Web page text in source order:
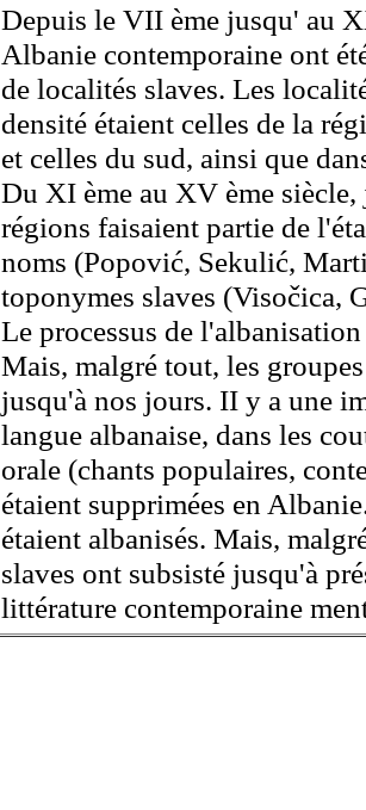
Depuis le VII ème jusqu' au
Albanie contemporaine ont
de localités slaves. Les
densité étaient celles de la
et celles du sud, ainsi que
Du XI ème au XV ème
régions faisaient partie de
noms (Popović, Sekulić,
toponymes slaves (Visočica,
Le processus de
Mais, malgré tout, les
jusqu'à nos jours. II у a une
langue albanaise, dans les
orale (chants populaires,
étaient supprimées en
étaient albanisés. Mais,
slaves ont subsisté jusqu'à
littérature contemporaine